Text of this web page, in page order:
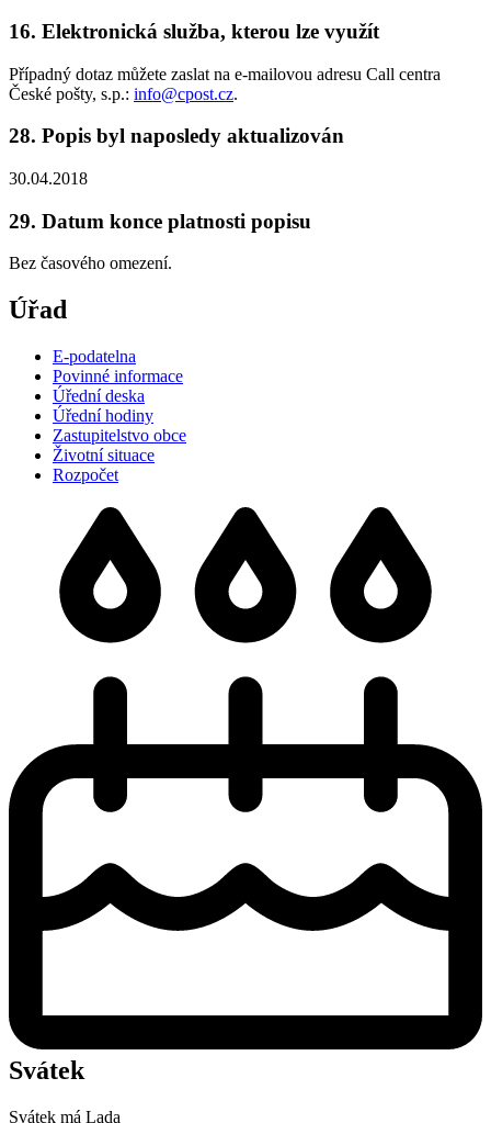
16. Elektronická služba, kterou lze využít
Případný dotaz můžete zaslat na e-mailovou adresu Call centra
České pošty, s.p.: info@cpost.cz.
28. Popis byl naposledy aktualizován
30.04.2018
29. Datum konce platnosti popisu
Bez časového omezení.
Úřad
E-podatelna
Povinné informace
Úřední deska
Úřední hodiny
Zastupitelstvo obce
Životní situace
Rozpočet
Svátek
Svátek má Lada